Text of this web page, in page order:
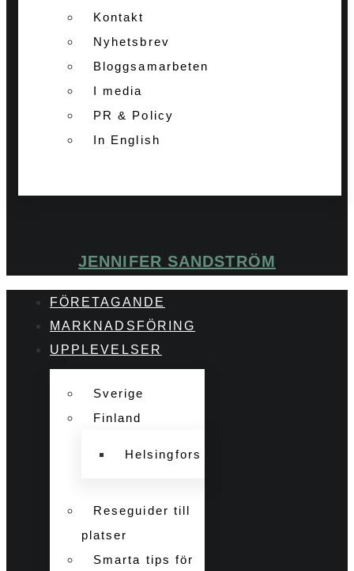
Kontakt
Nyhetsbrev
Bloggsamarbeten
I media
PR & Policy
In English
JENNIFER SANDSTRÖM
FÖRETAGANDE
MARKNADSFÖRING
UPPLEVELSER
Sverige
Finland
Helsingfors
Reseguider till
platser
Smarta tips för